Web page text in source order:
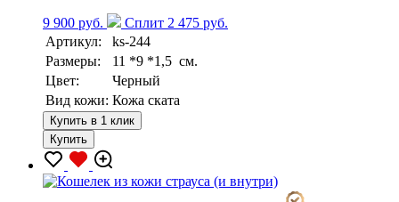
9 900 руб.
Сплит 2 475 руб.
Артикул:
ks-244
Размеры:
11 *9 *1,5 см.
Цвет:
Черный
Вид кожи: Кожа ската
Купить в 1 клик
Купить